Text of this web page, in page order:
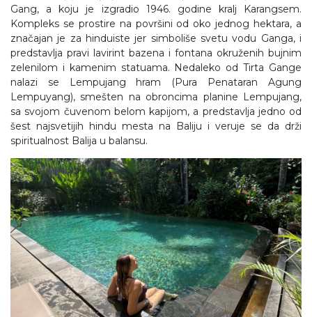
Gang, a koju je izgradio 1946. godine kralj Karangsem.
Kompleks se prostire na površini od oko jednog hektara, a
značajan je za hinduiste jer simboliše svetu vodu Ganga, i
predstavlja pravi lavirint bazena i fontana okruženih bujnim
zelenilom i kamenim statuama. Nedaleko od Tirta Gange
nalazi se Lempujang hram (Pura Penataran Agung
Lempuyang), smešten na obroncima planine Lempujang,
sa svojom čuvenom belom kapijom, a predstavlja jedno od
šest najsvetijih hindu mesta na Baliju i veruje se da drži
spiritualnost Balija u balansu.